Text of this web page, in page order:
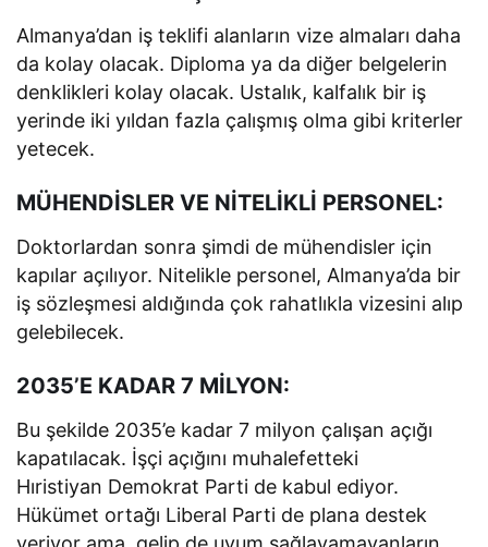
Almanya’dan iş teklifi alanların vize almaları daha
da kolay olacak. Diploma ya da diğer belgelerin
denklikleri kolay olacak. Ustalık, kalfalık bir iş
yerinde iki yıldan fazla çalışmış olma gibi kriterler
yetecek.
MÜHENDİSLER VE NİTELİKLİ PERSONEL:
Doktorlardan sonra şimdi de mühendisler için
kapılar açılıyor. Nitelikle personel, Almanya’da bir
iş sözleşmesi aldığında çok rahatlıkla vizesini alıp
gelebilecek.
2035’E KADAR 7 MİLYON:
Bu şekilde 2035’e kadar 7 milyon çalışan açığı
kapatılacak. İşçi açığını muhalefetteki
Hıristiyan Demokrat Parti de kabul ediyor.
Hükümet ortağı Liberal Parti de plana destek